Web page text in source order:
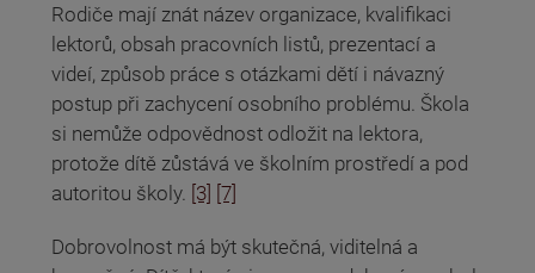
Rodiče mají znát název organizace, kvalifikaci
lektorů, obsah pracovních listů, prezentací a
videí, způsob práce s otázkami dětí i návazný
postup při zachycení osobního problému. Škola
si nemůže odpovědnost odložit na lektora,
protože dítě zůstává ve školním prostředí a pod
autoritou školy. [3] [7]
Dobrovolnost má být skutečná, viditelná a